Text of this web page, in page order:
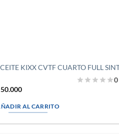
KIXX CVTF CUARTO FULL
0
AL CARRITO